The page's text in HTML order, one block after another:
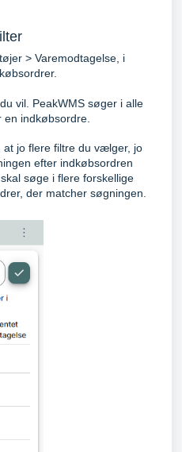
> Varemodtagelse, i
vil. PeakWMS søger i alle
indkøbsordre.
jo flere filtre du vælger, jo
efter indkøbsordren
søge i flere forskellige
der matcher søgningen.